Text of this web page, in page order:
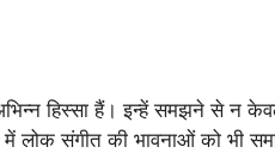
हिस्सा हैं। इन्हें समझने से न
लोक संगीत की भावनाओं को भी